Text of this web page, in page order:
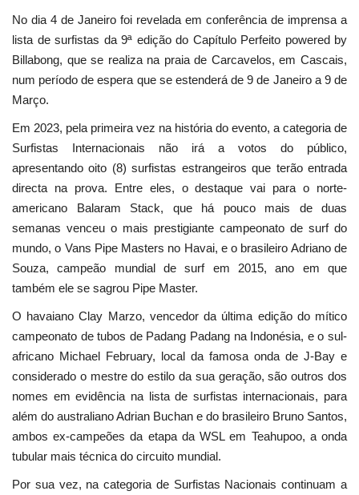
Lazer
Ambiente
No dia 4 de Janeiro foi revelada em conferência de imprensa a
lista de surfistas da 9ª edição do Capítulo Perfeito powered by
Billabong, que se realiza na praia de Carcavelos, em Cascais,
num período de espera que se estenderá de 9 de Janeiro a 9 de
Março.
Em 2023, pela primeira vez na história do evento, a categoria de
Surfistas Internacionais não irá a votos do público,
apresentando oito (8) surfistas estrangeiros que terão entrada
directa na prova. Entre eles, o destaque vai para o norte-
americano Balaram Stack, que há pouco mais de duas
semanas venceu o mais prestigiante campeonato de surf do
mundo, o Vans Pipe Masters no Havai, e o brasileiro Adriano de
Souza, campeão mundial de surf em 2015, ano em que
também ele se sagrou Pipe Master.
O havaiano Clay Marzo, vencedor da última edição do mítico
campeonato de tubos de Padang Padang na Indonésia, e o sul-
africano Michael February, local da famosa onda de J-Bay e
considerado o mestre do estilo da sua geração, são outros dos
nomes em evidência na lista de surfistas internacionais, para
além do australiano Adrian Buchan e do brasileiro Bruno Santos,
ambos ex-campeões da etapa da WSL em Teahupoo, a onda
tubular mais técnica do circuito mundial.
Por sua vez, na categoria de Surfistas Nacionais continuam a